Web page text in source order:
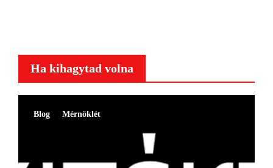
Ha kihagytad volna
Blog Mérnöklét